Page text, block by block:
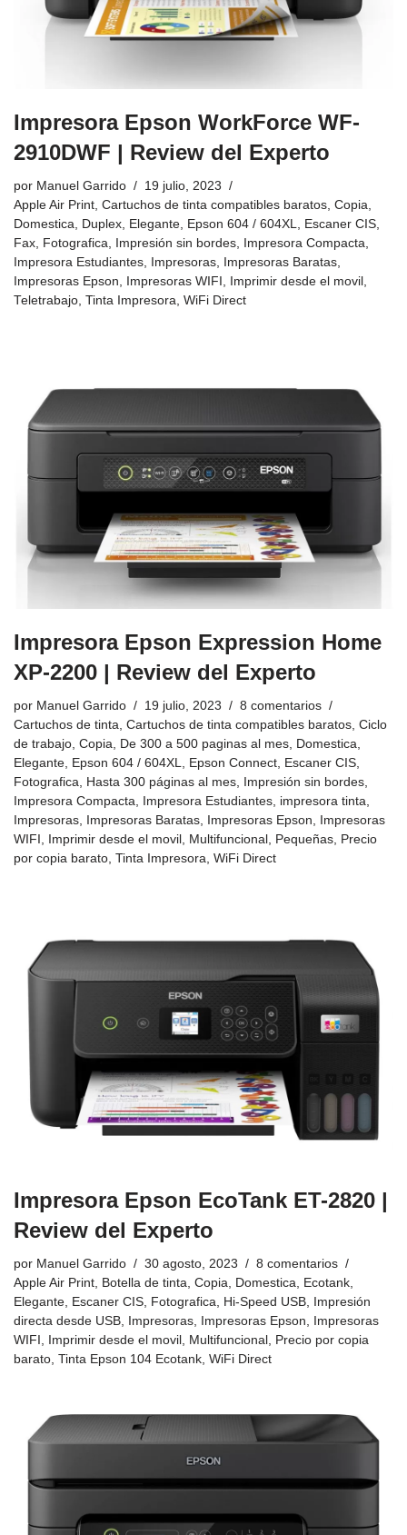
Impresora Epson WorkForce WF-
2910DWF | Review del Experto
por Manuel Garrido
19 julio, 2023
Apple Air Print, Cartuchos de tinta compatibles baratos, Copia,
Domestica, Duplex, Elegante, Epson 604 / 604XL, Escaner CIS,
Fax, Fotografica, Impresión sin bordes, Impresora Compacta,
Impresora Estudiantes, Impresoras, Impresoras Baratas,
Impresoras Epson, Impresoras WIFI , Imprimir desde el movil ,
Teletrabajo, Tinta Impresora, WiFi Direct
Impresora Epson Expression Home
XP-2200 | Review del Experto
por Manuel Garrido 19 julio, 2023
8 comentarios
Cartuchos de tinta Cartuchos de tinta compatibles baratos Ciclo
de trabajo Copia De 300 a 500 paginas al mes Domestica
Elegante
Epson 604 / 604XL Epson Connect Escaner CIS
Fotografica
Hasta 300 páginas al mes Impresión sin bordes
Impresora Compacta
Impresora Estudiantes impresora tinta
Impresoras
Impresoras Baratas Impresoras Epson
Impresoras
WIFI
Imprimir desde el movil Multifuncional Pequeñas
Precio
por copia barato Tinta Impresora WiFi Direct
Impresora Epson EcoTank ET-2820 |
Review del Experto
por Manuel Garrido 30 agosto, 2023
8 comentarios
Apple Air Print Botella de tinta Copia Domestica Ecotank
Elegante Escaner CIS Fotografica Hi-Speed USB Impresión
directa desde USB Impresoras Impresoras Epson
Impresoras
WIFI
Imprimir desde el movil Multifuncional Precio por copia
barato Tinta Epson 104 Ecotank WiFi Direct